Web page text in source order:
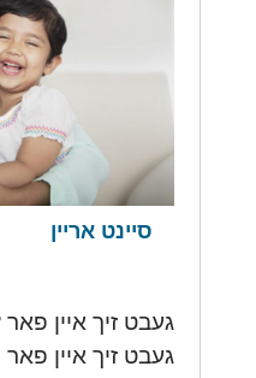
סיינט אריין
געבט זיך איין פאר SNAP
געבט זיך איין